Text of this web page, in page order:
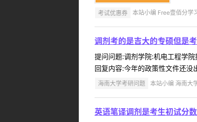
考试优惠券 本站小编 Free壹佰分
调剂考的是吉大的专硕但是
提问问题:调剂学院:机电工程学
回复内容:今年的政策性文件还没
海南大学考研问题 本站小编 海南大
英语笔译调剂是考生初试分